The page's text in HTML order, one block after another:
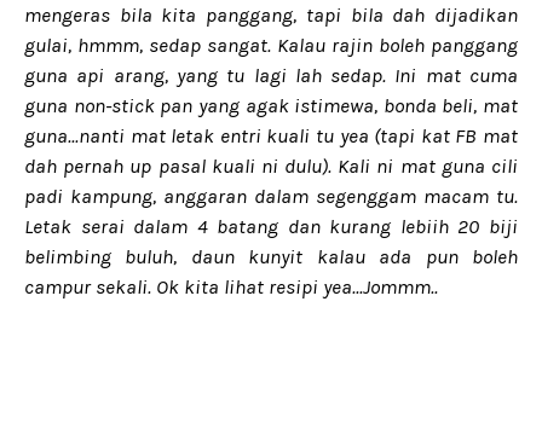
mengeras bila kita panggang, tapi bila dah dijadikan
gulai, hmmm, sedap sangat. Kalau rajin boleh panggang
guna api arang, yang tu lagi lah sedap. Ini mat cuma
guna non-stick pan yang agak istimewa, bonda beli, mat
guna...nanti mat letak entri kuali tu yea (tapi kat FB mat
dah pernah up pasal kuali ni dulu). Kali ni mat guna cili
padi kampung, anggaran dalam segenggam macam tu.
Letak serai dalam 4 batang dan kurang lebiih 20 biji
belimbing buluh, daun kunyit kalau ada pun boleh
campur sekali. Ok kita lihat resipi yea...Jommm..